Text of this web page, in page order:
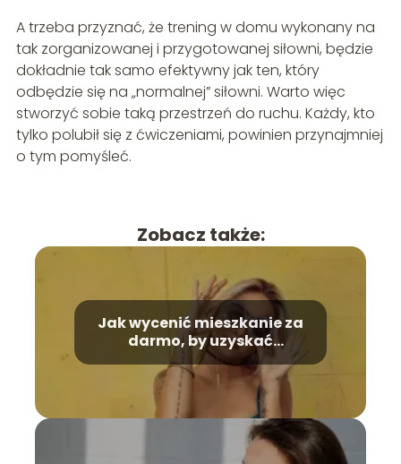
A trzeba przyznać, że trening w domu wykonany na
tak zorganizowanej i przygotowanej siłowni, będzie
dokładnie tak samo efektywny jak ten, który
odbędzie się na „normalnej” siłowni. Warto więc
stworzyć sobie taką przestrzeń do ruchu. Każdy, kto
tylko polubił się z ćwiczeniami, powinien przynajmniej
o tym pomyśleć.
Zobacz także:
Jak wycenić mieszkanie za
darmo, by uzyskać
wiarygodną cenę?